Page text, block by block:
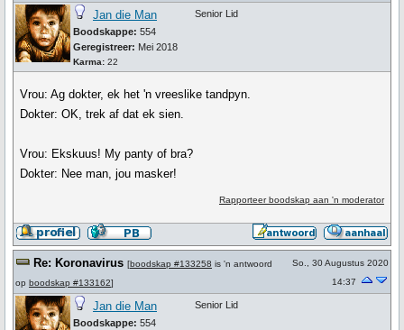
Jan die Man
Boodskappe: 554
Geregistreer: Mei 2018
Karma: 22
Senior Lid
Vrou: Ag dokter, ek het 'n vreeslike tandpyn.
Dokter: OK, trek af dat ek sien.
Vrou: Ekskuus! My panty of bra?
Dokter: Nee man, jou masker!
Rapporteer boodskap aan 'n moderator
Re: Koronavirus [boodskap #133258 is 'n antwoord
op boodskap #133162]
So., 30 Augustus 2020
14:37
Jan die Man
Boodskappe: 554
Senior Lid